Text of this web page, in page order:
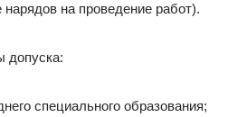
на проведение работ).
допуска:
специального образования;